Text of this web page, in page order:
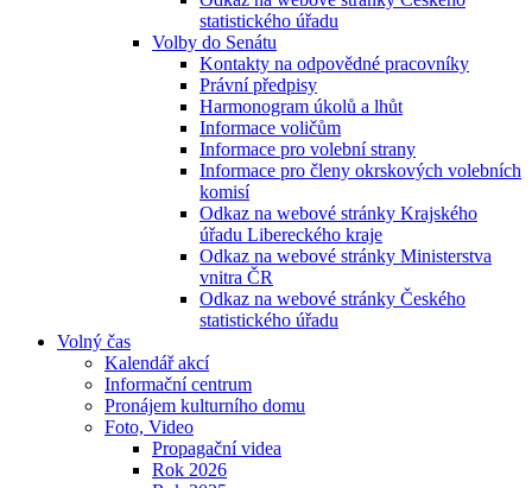
statistického úřadu
Volby do Senátu
Kontakty na odpovědné pracovníky
Právní předpisy
Harmonogram úkolů a lhůt
Informace voličům
Informace pro volební strany
Informace pro členy okrskových volebních
komisí
Odkaz na webové stránky Krajského
úřadu Libereckého kraje
Odkaz na webové stránky Ministerstva
vnitra ČR
Odkaz na webové stránky Českého
statistického úřadu
Volný čas
Kalendář akcí
Informační centrum
Pronájem kulturního domu
Foto, Video
Propagační videa
Rok 2026